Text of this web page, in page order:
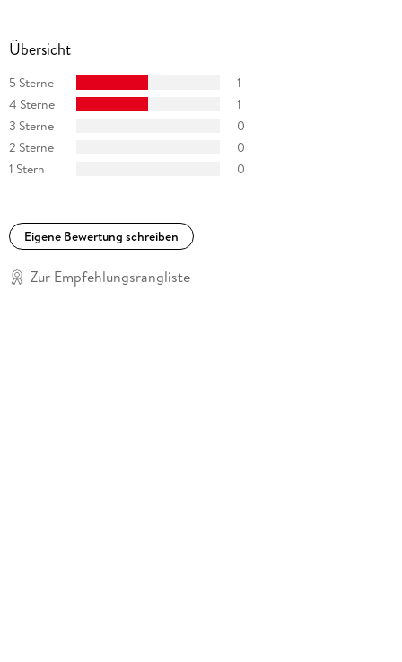
Guldenburgs«. 2018 erhielt sie die Goldene Kamera für ihr
Übersicht
5 Sterne
1
4 Sterne
1
3 Sterne
0
2 Sterne
0
1 Stern
0
Eigene Bewertung schreiben
Zur Empfehlungsrangliste